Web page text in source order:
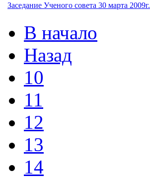
Заседание Ученого совета 30 марта 2009г.
В начало
Назад
10
11
12
13
14